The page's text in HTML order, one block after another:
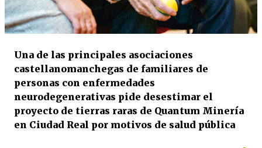
Una de las principales asociaciones
castellanomanchegas de familiares de
personas con enfermedades
neurodegenerativas pide desestimar el
proyecto de tierras raras de Quantum Minería
en Ciudad Real por motivos de salud pública